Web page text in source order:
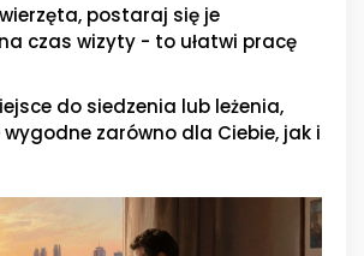
postaraj się je
czas wizyty - to ułatwi pracę
do siedzenia lub leżenia,
zarówno dla Ciebie, jak i